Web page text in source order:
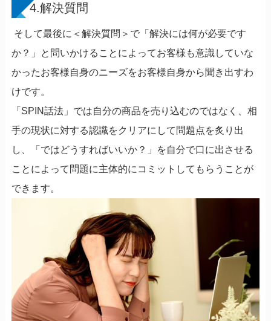
4.解決質問
そして最後に＜解決質問＞で「解決には何が必要です
か？」と問いかけることによってお客様も意識していな
かったお客様自身のニーズをお客様自身から聞き出すわ
けです。
「SPIN話法」では自分の商品を売り込むのではなく、相
手の現状に対する認識をクリアにして問題点を炙り出
し、「ではどうすればいいか？」を自分で口に出させる
ことに よって問題に主体的にコミットしてもらうことが
できます。